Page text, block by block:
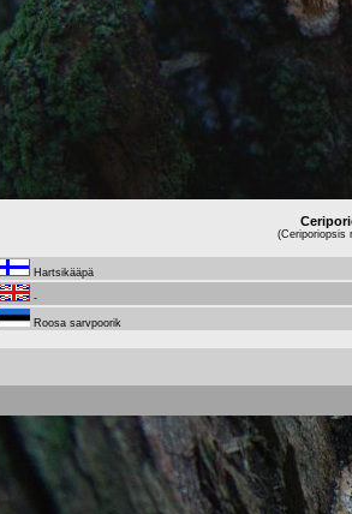
(Ceriporiopsis
Hartsikääpä
-
Roosa sarvpoorik